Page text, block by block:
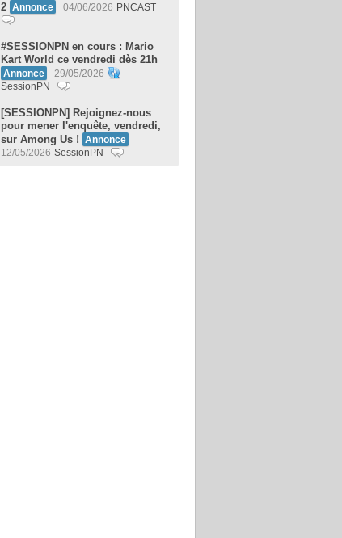
2 Annonce 04/06/2026 PNCAST
#SESSIONPN en cours : Mario
Kart World ce vendredi dès 21h
Annonce
29/05/2026
SessionPN
[SESSIONPN] Rejoignez-nous
pour mener l'enquête, vendredi,
sur Among Us !
Annonce
12/05/2026 SessionPN